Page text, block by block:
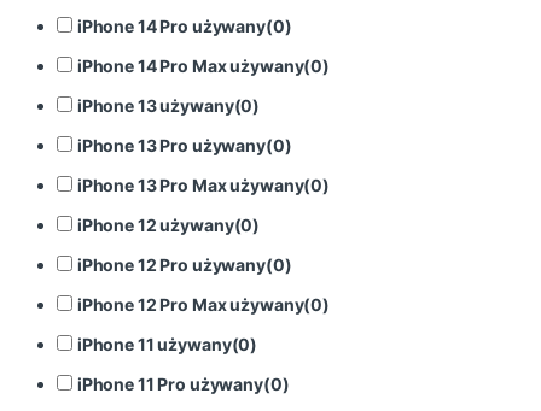
iPhone 14 Pro używany(0)
iPhone 14 Pro Max używany(0)
iPhone 13 używany(0)
iPhone 13 Pro używany(0)
iPhone 13 Pro Max używany(0)
iPhone 12 używany(0)
iPhone 12 Pro używany(0)
iPhone 12 Pro Max używany(0)
iPhone 11 używany(0)
iPhone 11 Pro używany(0)